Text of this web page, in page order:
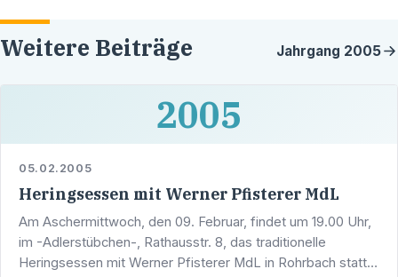
Weitere Beiträge Jahrgang 2005
2005
05.02.2005
Heringsessen mit Werner Pfisterer MdL
Am Aschermittwoch, den 09. Februar, findet um 19.00 Uhr,
im -Adlerstübchen-, Rathausstr. 8, das traditionelle
Heringsessen mit Werner Pfisterer MdL in Rohrbach statt.